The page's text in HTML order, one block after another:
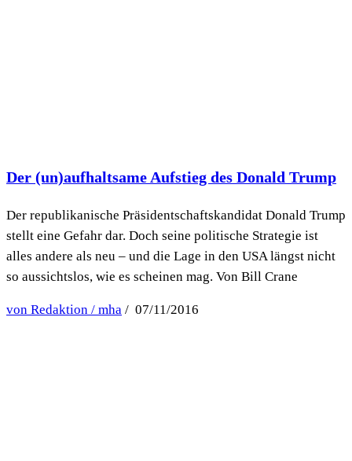
Der (un)aufhaltsame Aufstieg des Donald Trump
Der republikanische Präsidentschaftskandidat Donald Trump
stellt eine Gefahr dar. Doch seine politische Strategie ist
alles andere als neu – und die Lage in den USA längst nicht
so aussichtslos, wie es scheinen mag. Von Bill Crane
von Redaktion / mha / 07/11/2016